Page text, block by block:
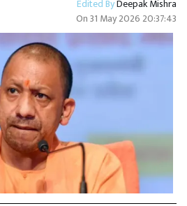
Edited ByDeepak Mishra
On31 May 2026 20:37:43